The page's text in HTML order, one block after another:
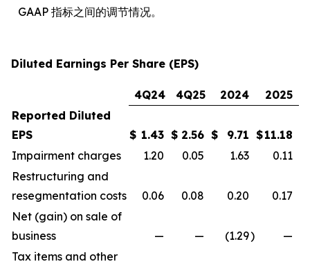
GAAP 指标之间的调节情况。
Diluted Earnings Per Share (EPS)
4Q24 4Q25 2024
2025
Reported Diluted
EPS
$ 1.43 $ 2.56 $ 9.71 $11.18
Impairment charges
1.20 0.05 1.63
0.11
Restructuring and
resegmentation costs
0.06 0.08 0.20
0.17
Net (gain) on sale of
business
— — (1.29)
—
Tax items and other